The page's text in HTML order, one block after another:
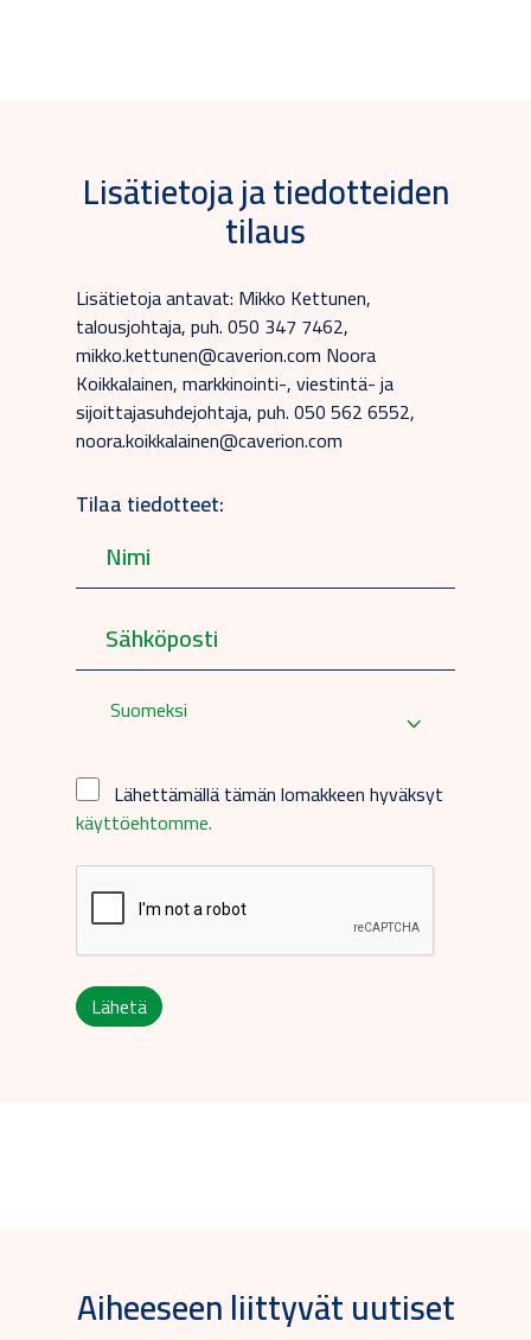
Lisätietoja ja tiedotteiden
tilaus
Lisätietoja antavat: Mikko Kettunen,
talousjohtaja, puh. 050 347 7462,
mikko.kettunen@caverion.com Noora
Koikkalainen, markkinointi-, viestintä- ja
sijoittajasuhdejohtaja, puh. 050 562 6552,
noora.koikkalainen@caverion.com
Tilaa tiedotteet:
Suomeksi
Lähettämällä tämän lomakkeen hyväksyt
käyttöehtomme.
Lähetä
Aiheeseen liittyvät uutiset